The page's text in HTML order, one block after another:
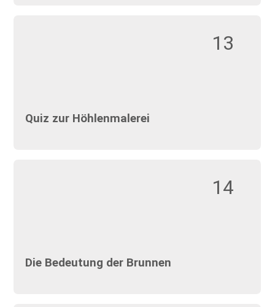
13
Quiz zur Höhlenmalerei
14
Die Bedeutung der Brunnen